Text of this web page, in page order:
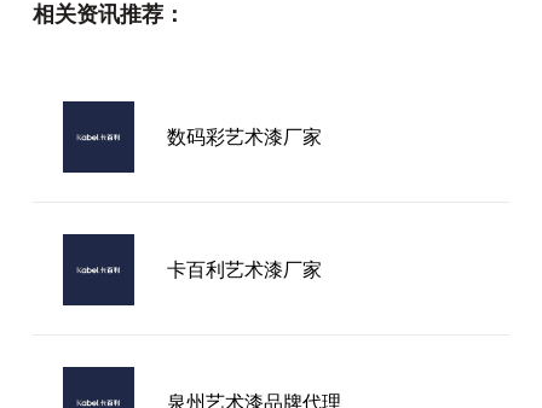
相关资讯推荐：
数码彩艺术漆厂家
卡百利艺术漆厂家
泉州艺术漆品牌代理